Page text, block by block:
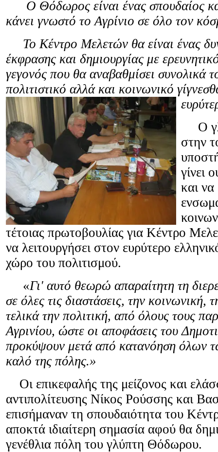
Ο Θόδωρος είναι ένας σπουδαίος
κάνει γνωστό το Αγρίνιο σε όλο τον
Το Κέντρο Μελετών θα είναι ένας
έκφρασης και δημιουργίας με
γεγονός που θα αναβαθμίσει συνολικά
πολιτιστικό αλλά και κοινωνικό
Ο
στην
γίνει
και να
τέτοιας πρωτοβουλίας για Κέντρο
να λειτουργήσει στον ευρύτερο
χώρο του πολιτισμού.
«Γι' αυτό θεωρώ απαραίτητη τη
σε όλες τις διαστάσεις, την κοινωνική,
τελικά την πολιτική, από όλους τους
Αγρινίου, ώστε οι αποφάσεις του
προκύψουν μετά από κατανόηση όλων
καλό της πόλης.»
Οι επικεφαλής της μείζονος και
αντιπολίτευσης Νίκος Ρούσσης και
επισήμαναν τη σπουδαιότητα του
αποκτά ιδιαίτερη σημασία αφού θα
γενέθλια πόλη του γλύπτη Θόδωρου.